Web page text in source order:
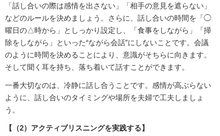
「話し合いの際は感情を出さない」「相手の意見を遮らない」
などのルールを決めましょう。さらに、話し合いの時間を「◯
曜日の△時から」としっかり設定し、「食事をしながら」「掃
除をしながら」といった“ながら会話”にしないことです。会議
のように時間を決めることにより、意識がそちらに向きます。
そして聞く耳を持ち、落ち着いて話すことができます。
一番大切なのは、冷静に話し合うことです。感情が高ぶらない
ように、話し合いのタイミングや場所を夫婦で工夫しましょ
う。
【（2）アクティブリスニングを実践する】